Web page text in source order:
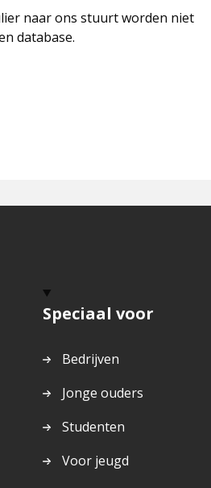
naar ons stuurt worden niet
database.
Speciaal voor
Bedrijven
Jonge ouders
Studenten
Voor jeugd